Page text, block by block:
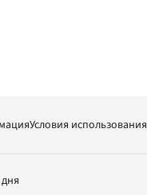
Условия использования